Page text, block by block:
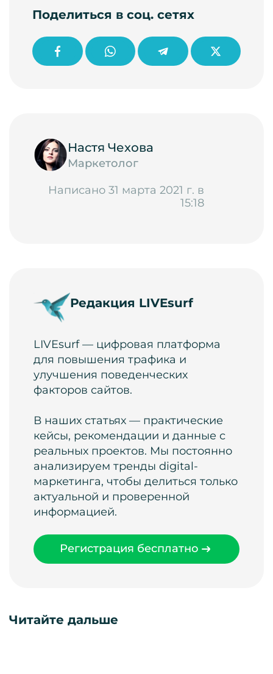
Поделиться в соц. сетях
Настя Чехова
Маркетолог
Написано 31 марта 2021 г. в
15:18
Редакция LIVEsurf
LIVEsurf — цифровая платформа
для повышения трафика и
улучшения поведенческих
факторов сайтов.
В наших статьях — практические
кейсы, рекомендации и данные с
реальных проектов. Мы постоянно
анализируем тренды digital-
маркетинга, чтобы делиться только
актуальной и проверенной
информацией.
Регистрация бесплатно
Читайте дальше